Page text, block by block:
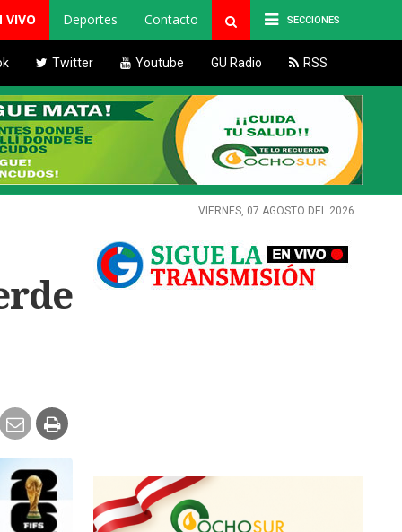
SECCIONES
VIVO Deportes Contacto
Twitter Youtube GU Radio RSS
VIERNES, 07 AGOSTO DEL 2026